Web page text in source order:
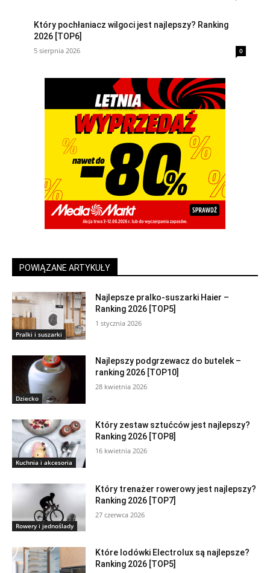
Który pochłaniacz wilgoci jest najlepszy? Ranking
2026 [TOP6]
5 sierpnia 2026 0
POWIĄZANE ARTYKUŁY
Pralki i suszarki
Najlepsze pralko-suszarki Haier –
Ranking 2026 [TOP5]
1 stycznia 2026
Dziecko
Najlepszy podgrzewacz do butelek –
ranking 2026 [TOP10]
28 kwietnia 2026
Kuchnia i akcesoria
Który zestaw sztućców jest najlepszy?
Ranking 2026 [TOP8]
16 kwietnia 2026
Rowery i jednoślady
Który trenażer rowerowy jest najlepszy?
Ranking 2026 [TOP7]
27 czerwca 2026
Które lodówki Electrolux są najlepsze?
Ranking 2026 [TOP5]